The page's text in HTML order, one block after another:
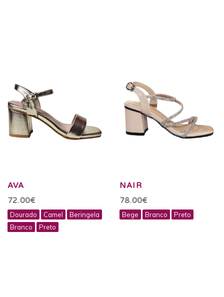
AVA
72.00€
Dourado Camel
Beringela
Branco
Preto
NAIR
78.00€
Bege Branco Preto